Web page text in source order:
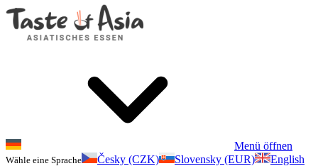
Menü öffnen
Wähle eine Sprache Česky (CZK) Slovensky (EUR)
English